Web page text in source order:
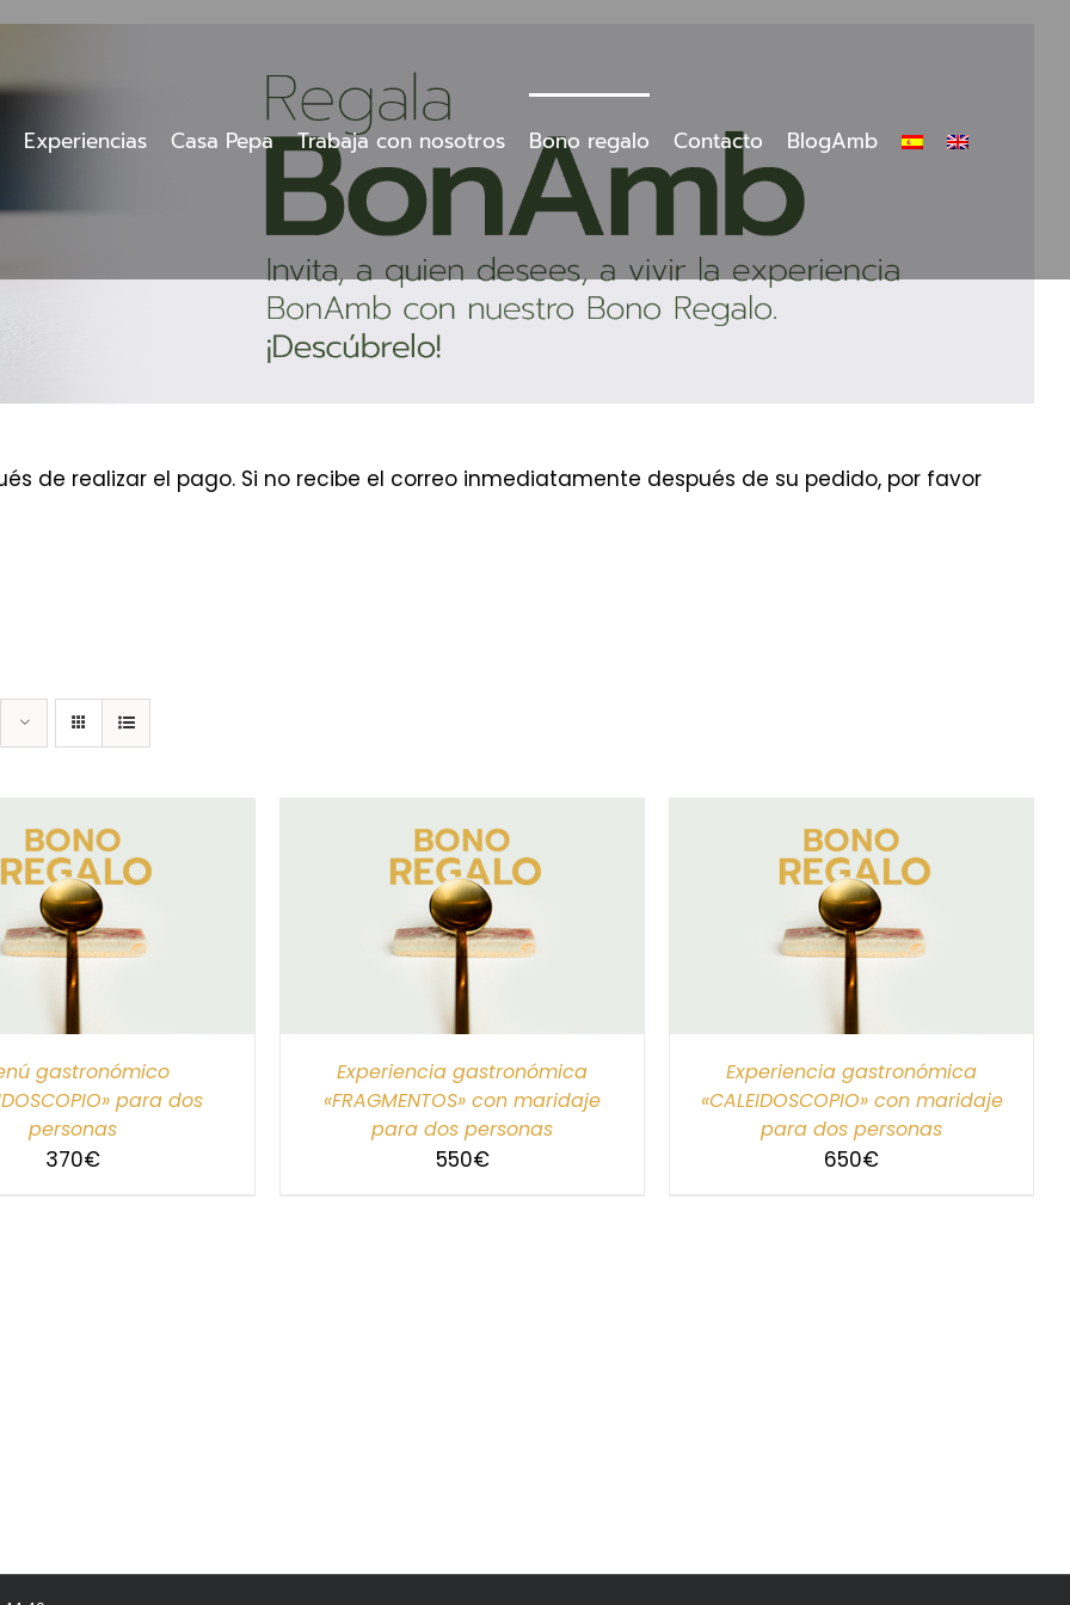
Experiencias Casa Pepa Trabaja con nosotros Bono regalo Contacto BlogAmb
de realizar el pago. Si no recibe el correo inmediatamente después de su pedido, por favor
gastronómico
para dos
personas
370€
IMPORTE
Experiencia gastronómica
«FRAGMENTOS» con maridaje
para dos personas
550€
SELECCIONAR IMPORTE
Experiencia gastronómica
«CALEIDOSCOPIO» con maridaje
para dos personas
650€